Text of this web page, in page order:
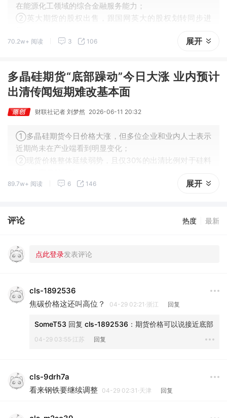
在能源化工领域的综合金融服务能力；
②英大期货的股权出售，跟国网英大的股权划转同步进
③随着新一轮股权变更落地，英大期货或迎来发展新机
70.2w+ 阅读 3 106 展开
多晶硅期货“底部躁动”今日大涨 业内预计
出清传闻短期难改基本面
财联社记者 刘梦然 2026-06-11 20:32
①多晶硅期货今日价格大涨，但多位企业和业内人士表示
近期尚未在产业端看到明显变化；
②现货价格整体延续弱势，且仅30%的出清比例对于硅料
89.7w+ 阅读 6 146 展开
评论 热度 最新
cls-1892536
焦碳价格这还叫高位？
04-29 02:21·浙江 回复
SomeT53 回复 cls-1892536 ： 期货价格可以说接近底部
04-29 03:55·江苏 回复
cls-9drh7a
看来钢铁要继续调整 04-29 02:31·天津 回复